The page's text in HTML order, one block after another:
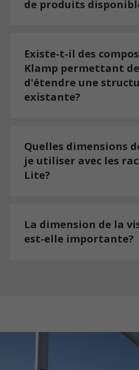
de produits
Existe-t-il des
Klamp permettant
d'étendre une
existante?
Quelles dimensions
je utiliser avec les
Lite?
La dimension de la
est-elle importante?